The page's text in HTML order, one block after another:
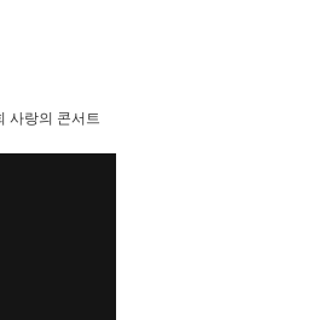
사랑의 콘서트